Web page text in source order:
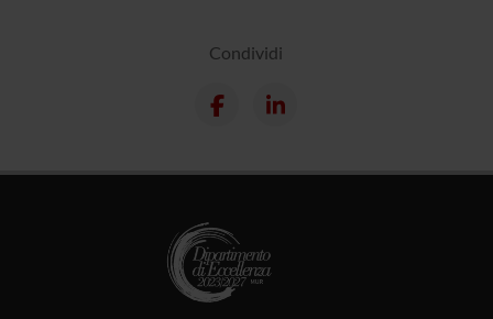
Condividi